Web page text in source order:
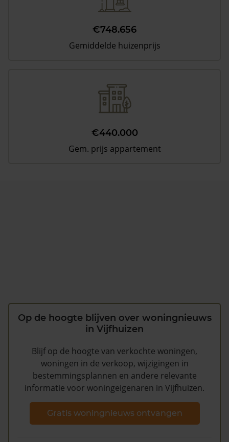
€748.656
Gemiddelde huizenprijs
€440.000
Gem. prijs appartement
Op de hoogte blijven over woningnieuws
in Vijfhuizen
Blijf op de hoogte van verkochte woningen,
woningen in de verkoop, wijzigingen in
bestemmingsplannen en andere relevante
informatie voor woningeigenaren in Vijfhuizen.
Gratis woningnieuws ontvangen